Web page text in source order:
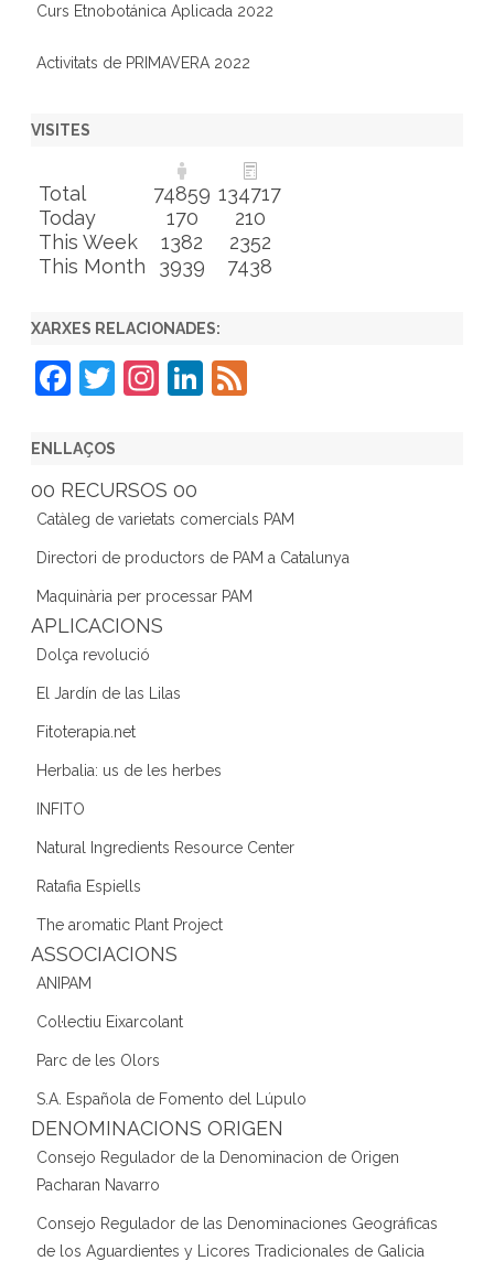
Curs Etnobotánica Aplicada 2022
Activitats de PRIMAVERA 2022
VISITES
Total 74859 134717
Today
170
210
This Week
1382
2352
This Month
3939 7438
XARXES RELACIONADES:
F
c
e
b
o
o
k
T
er
In
gr
a
m
Li
dI
n
ENLLAÇOS
00 RECURSOS 00
Catàleg de varietats comercials PAM
Directori de productors de PAM a Catalunya
Maquinària per processar PAM
APLICACIONS
Dolça revolució
El Jardín de las Lilas
Fitoterapia.net
Herbalia: us de les herbes
INFITO
Natural Ingredients Resource Center
Ratafia Espiells
The aromatic Plant Project
ASSOCIACIONS
ANIPAM
Col·lectiu Eixarcolant
Parc de les Olors
S.A. Española de Fomento del Lúpulo
DENOMINACIONS ORIGEN
Consejo Regulador de la Denominacion de Origen
Pacharan Navarro
Consejo Regulador de las Denominaciones Geográficas
de los Aguardientes y Licores Tradicionales de Galicia